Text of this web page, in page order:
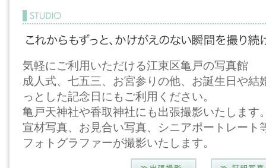
気軽にご利用いただける江東区亀戸の写真館
成人式、七五三、お宮参りの他、お誕生日や結
っとした記念日にもご利用ください。
亀戸天神社や香取神社にも出張撮影いたします
宣材写真、お見合い写真、シニアポートレート
フォトグラファーが撮影いたします。